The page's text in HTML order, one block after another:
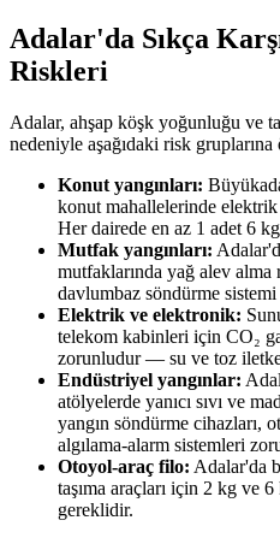
Adalar'da Sıkça
Riskleri
Adalar, ahşap köşk yoğunluğu ve
nedeniyle aşağıdaki risk
Konut yangınları:
konut mahallelerinde
Her dairede en az 1 adet 6
Mutfak yangınları:
mutfaklarında yağ alev
davlumbaz söndürme sistemi
Elektrik ve elektronik:
telekom kabinleri için CO₂
zorunludur — su ve toz
Endüstriyel yangınlar:
atölyelerde yanıcı sıvı ve
yangın söndürme cihazları,
algılama-alarm sistemleri
Otoyol-araç filo: Adalar'da
taşıma araçları için 2 kg ve
gereklidir.